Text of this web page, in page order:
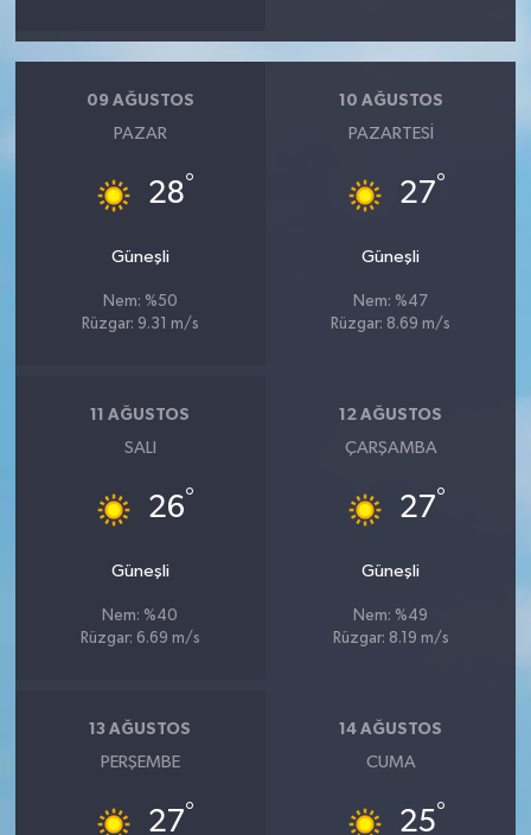
09 AĞUSTOS
PAZAR
28°
Güneşli
Nem: %50
Rüzgar: 9.31 m/s
10 AĞUSTOS
PAZARTESI
27°
Güneşli
Nem: %47
Rüzgar: 8.69 m/s
11 AĞUSTOS
SALI
26°
Güneşli
Nem: %40
Rüzgar: 6.69 m/s
12 AĞUSTOS
ÇARŞAMBA
27°
Güneşli
Nem: %49
Rüzgar: 8.19 m/s
13 AĞUSTOS
PERŞEMBE
27°
14 AĞUSTOS
CUMA
25°